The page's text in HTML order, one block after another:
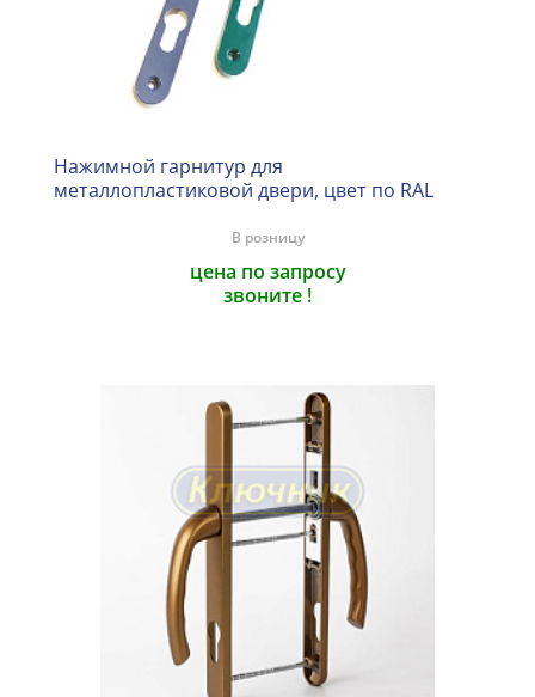
Нажимной гарнитур для
металлопластиковой двери, цвет по RAL
В розницу
цена по запросу
звоните !